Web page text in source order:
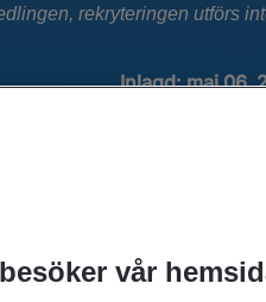
rekryteringen utförs
Inlagd: maj 06,
vår